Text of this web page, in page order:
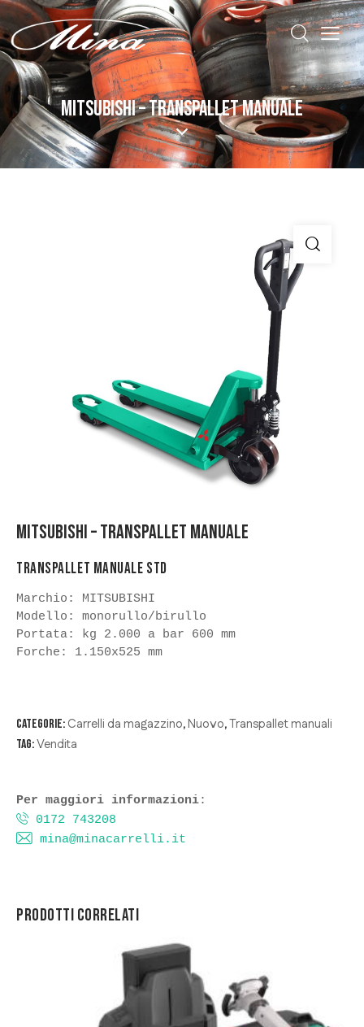
MITSUBISHI – TRANSPALLET MANUALE
MITSUBISHI – TRANSPALLET MANUALE
TRANSPALLET MANUALE STD
Marchio: MITSUBISHI
Modello: monorullo/birullo
Portata: kg 2.000 a bar 600 mm
Forche: 1.150x525 mm
Categorie: Carrelli da magazzino,Nuovo,Transpallet manuali
Tag:Vendita
Per maggiori informazioni
0172 743208
mina@minacarrelli.it
PRODOTTI CORRELATI